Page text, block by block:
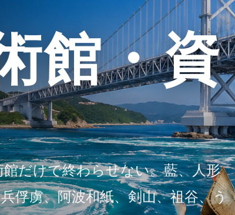
館・資
だけで終わらせない。藍、人形
俘虜、阿波和紙、剣山、祖谷、う